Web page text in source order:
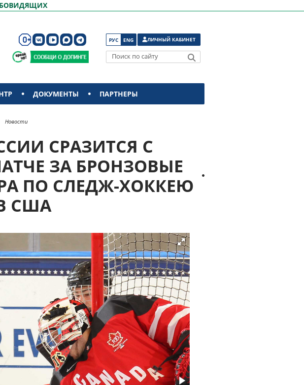
РУС ENG ЛИЧНЫЙ КАБИНЕТ
Поиск по сайту
ДОКУМЕНТЫ ПАРТНЕРЫ
Новости
СРАЗИТСЯ С
ЗА БРОНЗОВЫЕ
ПО СЛЕДЖ-ХОККЕЮ
США